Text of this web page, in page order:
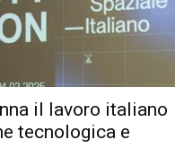
il lavoro italiano
tecnologica e